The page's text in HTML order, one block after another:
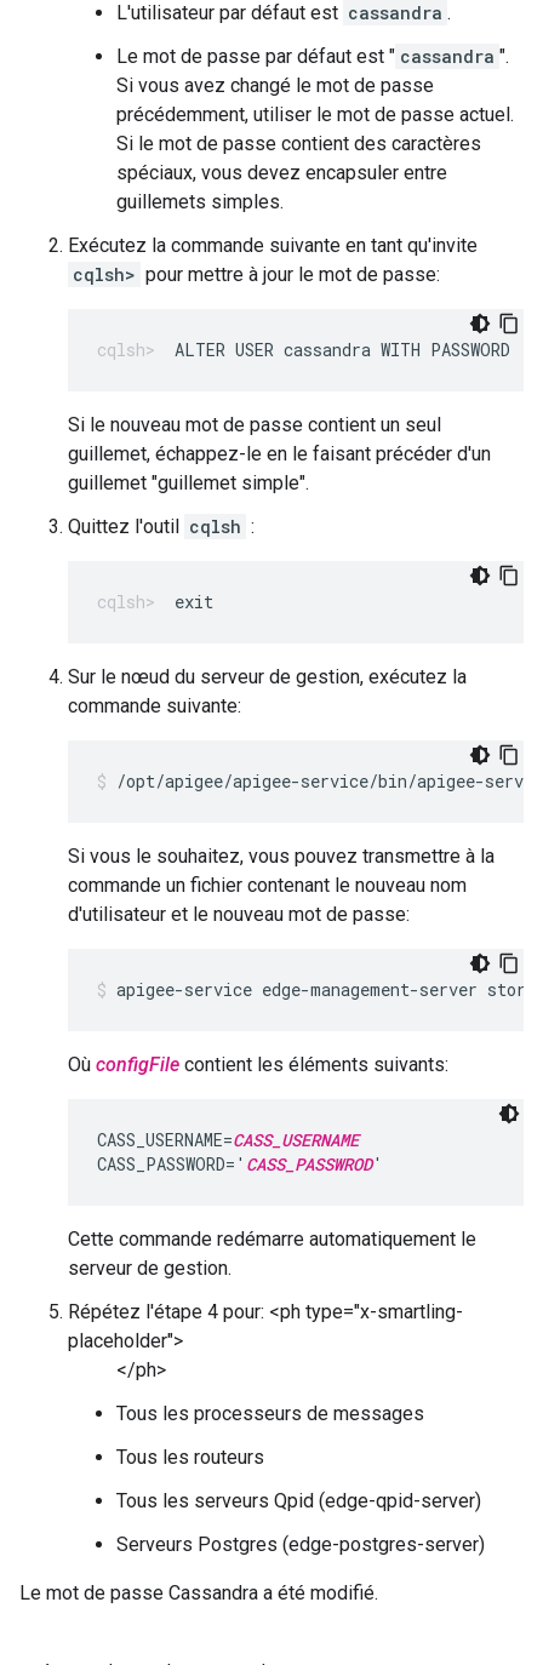
L'utilisateur par défaut est cassandra .
Le mot de passe par défaut est " cassandra ".
Si vous avez changé le mot de passe
précédemment, utiliser le mot de passe actuel.
Si le mot de passe contient des caractères
spéciaux, vous devez encapsuler entre
guillemets simples.
Exécutez la commande suivante en tant qu'invite
cqlsh> pour mettre à jour le mot de passe:
ALTER USER cassandra WITH PASSWORD '
Si le nouveau mot de passe contient un seul
guillemet, échappez-le en le faisant précéder d'un
guillemet "guillemet simple".
Quittez l'outil cqlsh :
exit
Sur le nœud du serveur de gestion, exécutez la
commande suivante:
/opt/apigee/apigee-service/bin/apigee-
Si vous le souhaitez, vous pouvez transmettre à la
commande un fichier contenant le nouveau nom
d'utilisateur et le nouveau mot de passe:
apigee-service edge-management-server
Où configFile contient les éléments suivants:
CASS_USERNAME=CASS_USERNAME
CASS_PASSWORD=' CASS_PASSWROD'
Cette commande redémarre automatiquement le
serveur de gestion.
Répétez l'étape 4 pour: <ph type="x-smartling-
placeholder">
</ph>
Tous les processeurs de messages
Tous les routeurs
Tous les serveurs Qpid (edge-qpid-server)
Serveurs Postgres (edge-postgres-server)
Le mot de passe Cassandra a été modifié.